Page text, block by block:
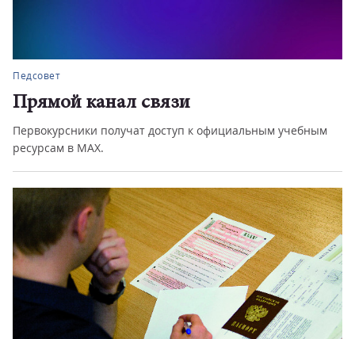
Педсовет
Прямой канал связи
Первокурсники получат доступ к официальным учебным
ресурсам в MAX.